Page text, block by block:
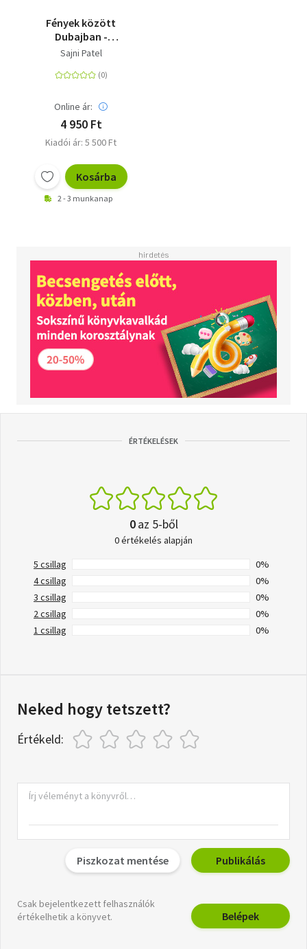
Fények között
Dubajban -
(Különleges kiadás)
Sajni Patel
Online ár:
4 950 Ft
Kiadói ár: 5 500 Ft
Kosárba
2 - 3 munkanap
ÉRTÉKELÉSEK
0az 5-ből
0 értékelés alapján
5 csillag
0%
4 csillag
0%
3 csillag
0%
2 csillag
0%
1 csillag
0%
Neked hogy tetszett?
Értékeld:
Piszkozat mentése Publikálás
Csak bejelentkezett felhasználók
értékelhetik a könyvet.
Belépek